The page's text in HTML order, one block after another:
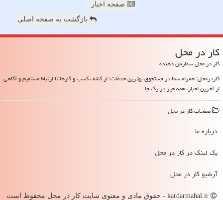
صفحه اخبار
بازگشت به صفحه اصلی
كار در محل
کار در محل سفارش دهنده
کاردرمحل: همراه شما در جستجوی بهترین خدمات؛ از کشف کسب و کارها تا ارتباط مستقیم و آگاهی
از آخرین اخبار، همه چیز در یک جا
صفحات كار در محل
درباره ما
بک لینک در كار در محل
آرشیو كار در محل